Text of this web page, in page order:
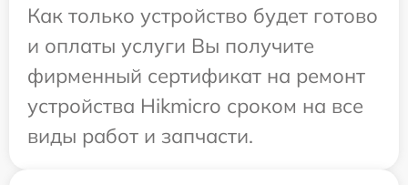
Как только устройство будет готово
и оплаты услуги Вы получите
фирменный сертификат на ремонт
устройства Hikmicro сроком на все
виды работ и запчасти.